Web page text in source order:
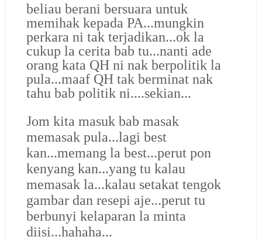
beliau berani bersuara untuk
memihak kepada PA...mungkin
perkara ni tak terjadikan...ok la
cukup la cerita bab tu...nanti ade
orang kata QH ni nak berpolitik la
pula...maaf QH tak berminat nak
tahu bab politik ni....sekian...
Jom kita masuk bab masak
memasak pula...lagi best
kan...memang la best...perut pon
kenyang kan...yang tu kalau
memasak la...kalau setakat tengok
gambar dan resepi aje...perut tu
berbunyi kelaparan la minta
diisi...hahaha...